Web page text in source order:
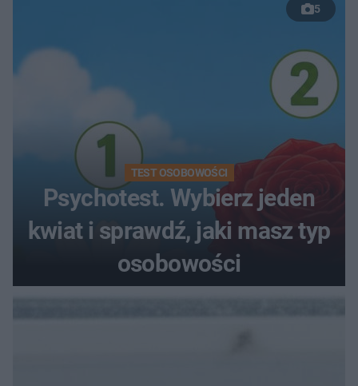
5
TEST OSOBOWOŚCI
Psychotest. Wybierz jeden
kwiat i sprawdź, jaki masz typ
osobowości